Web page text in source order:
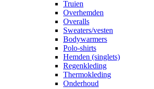
Truien
Overhemden
Overalls
Sweaters/vesten
Bodywarmers
Polo-shirts
Hemden (singlets)
Regenkleding
Thermokleding
Onderhoud